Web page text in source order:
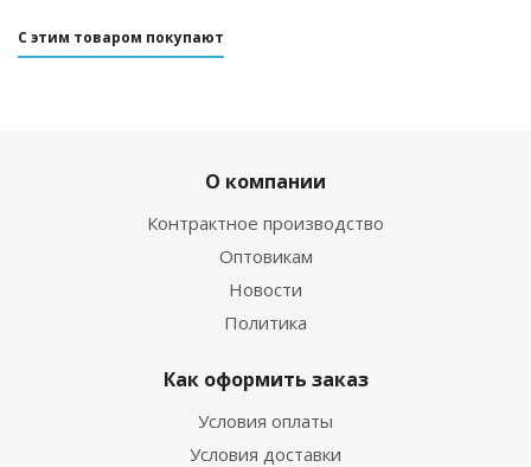
С этим товаром покупают
О компании
Контрактное производство
Оптовикам
Новости
Политика
Как оформить заказ
Условия оплаты
Условия доставки